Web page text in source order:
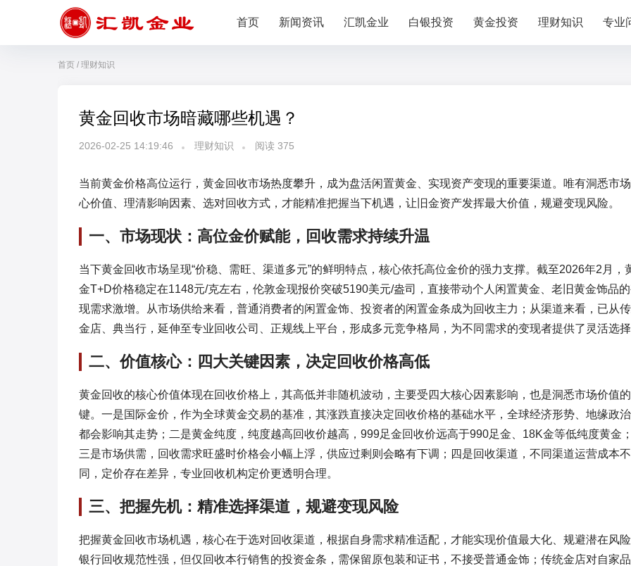
首页 新闻资讯 汇凯金业 白银投资 黄金投资 理财知识 专业
首页 / 理财知识
黄金回收市场暗藏哪些机遇？
2026-02-25 14:19:46 理财知识 阅读 375
当前黄金价格高位运行，黄金回收市场热度攀升，成为盘活闲置黄金、实现资产变现的重要渠道。唯有洞悉市
心价值、理清影响因素、选对回收方式，才能精准把握当下机遇，让旧金资产发挥最大价值，规避变现风险。
一、市场现状：高位金价赋能，回收需求持续升温
当下黄金回收市场呈现“价稳、需旺、渠道多元”的鲜明特点，核心依托高位金价的强力支撑。截至2026年2月，
金T+D价格稳定在1148元/克左右，伦敦金现报价突破5190美元/盎司，直接带动个人闲置黄金、老旧黄金饰品
现需求激增。从市场供给来看，普通消费者的闲置金饰、投资者的闲置金条成为回收主力；从渠道来看，已从
金店、典当行，延伸至专业回收公司、正规线上平台，形成多元竞争格局，为不同需求的变现者提供了灵活选择
二、价值核心：四大关键因素，决定回收价格高低
黄金回收的核心价值体现在回收价格上，其高低并非随机波动，主要受四大核心因素影响，也是洞悉市场价值
键。一是国际金价，作为全球黄金交易的基准，其涨跌直接决定回收价格的基础水平，全球经济形势、地缘政
都会影响其走势；二是黄金纯度，纯度越高回收价越高，999足金回收价远高于990足金、18K金等低纯度黄金；
三是市场供需，回收需求旺盛时价格会小幅上浮，供应过剩则会略有下调；四是回收渠道，不同渠道运营成本不
同，定价存在差异，专业回收机构定价更透明合理。
三、把握先机：精准选择渠道，规避变现风险
把握黄金回收市场机遇，核心在于选对回收渠道，根据自身需求精准适配，才能实现价值最大化、规避潜在风险
银行回收规范性强，但仅回收本行销售的投资金条，需保留原包装和证书，不接受普通金饰；传统金店对自家